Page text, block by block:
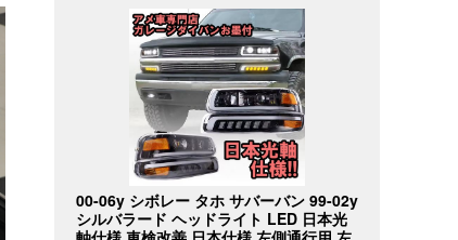
00-06y シボレー タホ サバーバン 99-02y
シルバラード ヘッドライト LED 日本光